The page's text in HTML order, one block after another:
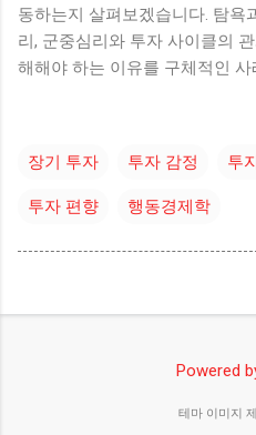
동하는지 살펴보겠습니다. 탐욕
리, 군중심리와 투자 사이클의
해해야 하는 이유를 구체적인
장기 투자 투자 감정 투
투자 편향 행동경제학
Powered
테마 이미지